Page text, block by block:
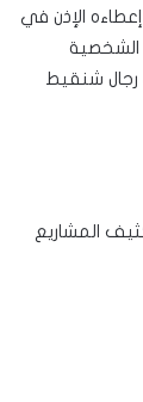
الإذن في
الشخصية
رجال شنقيط
المشاريع